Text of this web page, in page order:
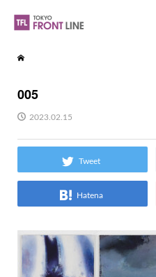
005
2023.02.15
Tweet
Hatena